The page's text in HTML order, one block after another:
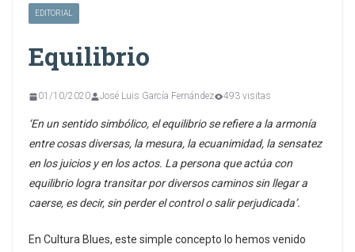
EDITORIAL
Equilibrio
01/10/2020 José Luis García Fernández 493 visitas
‘En un sentido simbólico, el equilibrio se refiere a la armonía
entre cosas diversas, la mesura, la ecuanimidad, la sensatez
en los juicios y en los actos. La persona que actúa con
equilibrio logra transitar por diversos caminos sin llegar a
caerse, es decir, sin perder el control o salir perjudicada’.
En Cultura Blues, este simple concepto lo hemos venido